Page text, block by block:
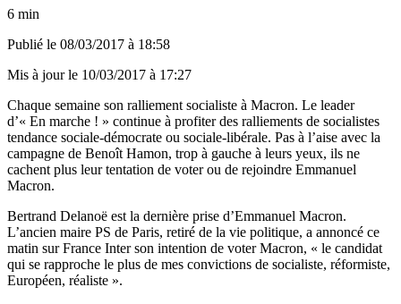
6 min
Publié le 08/03/2017 à 18:58
Mis à jour le 10/03/2017 à 17:27
Chaque semaine son ralliement socialiste à Macron. Le leader
d’« En marche ! » continue à profiter des ralliements de socialistes
tendance sociale-démocrate ou sociale-libérale. Pas à l’aise avec la
campagne de Benoît Hamon, trop à gauche à leurs yeux, ils ne
cachent plus leur tentation de voter ou de rejoindre Emmanuel
Macron.
Bertrand Delanoë est la dernière prise d’Emmanuel Macron.
L’ancien maire PS de Paris, retiré de la vie politique, a annoncé ce
matin sur France Inter son intention de voter Macron, « le candidat
qui se rapproche le plus de mes convictions de socialiste, réformiste,
Européen, réaliste ».